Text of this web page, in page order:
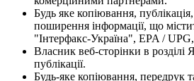
Будь яке копіювання,
поширення інформації, що
"Інтерфакс-Україна", EPA /
Власник веб-сторінки в розділі
публікації.
Будь-яке копіювання, передрук